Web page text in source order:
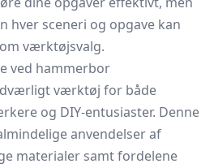
hver sceneri og opgave kan
værktøjsvalg.
ved hammerbor
værktøj for både
og DIY-entusiaster. Denne
anvendelser af
materialer samt fordelene